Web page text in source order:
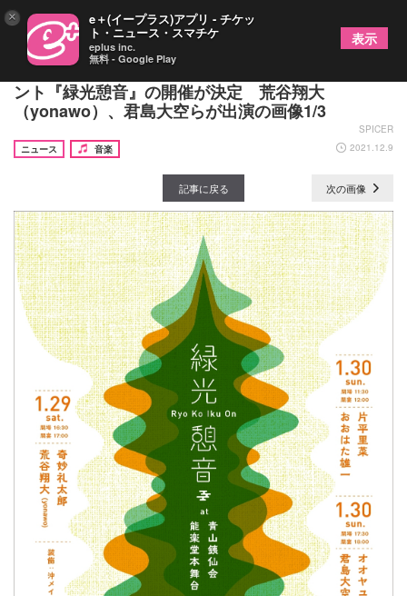
能楽堂本舞台を使ったアコースティックライブイベ
ント『緑光憩音』の開催が決定 荒谷翔大
（yonawo）、君島大空らが出演の画像1/3
SPICER
ニュース
音楽 2021.12.9
記事に戻る 次の画像
× e＋(イープラス)アプリ - チケッ
ト・ニュース・スマチケ
eplus inc.
無料 - Google Play
表示